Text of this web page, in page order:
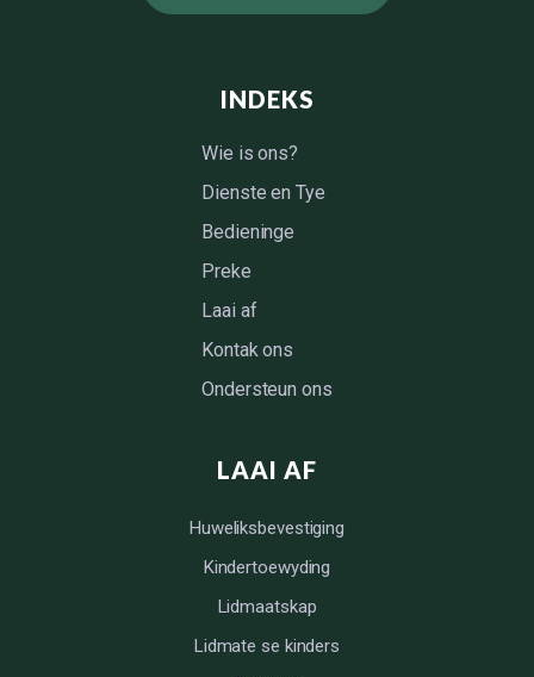
INDEKS
Wie is ons?
Dienste en Tye
Bedieninge
Preke
Laai af
Kontak ons
Ondersteun ons
LAAI AF
Huweliksbevestiging
Kindertoewyding
Lidmaatskap
Lidmate se kinders